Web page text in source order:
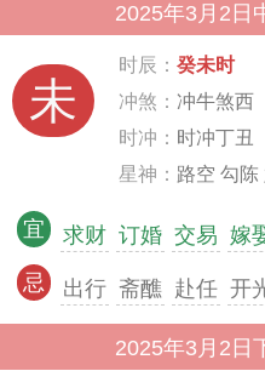
2025年3月2日
未
时辰： 癸未时
冲煞： 冲牛煞西
时冲： 时冲丁丑
星神： 路空 勾陈
宜 求财 订婚 交易 嫁
忌 出行 斋醮 赴任 开
2025年3月2日